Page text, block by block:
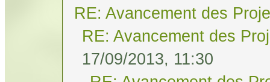
RE: Avancement des
RE: Avancement des
17/09/2013, 11:30